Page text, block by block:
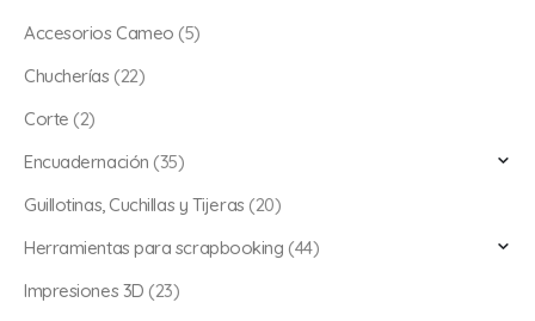
Accesorios Cameo (5)
Chucherías (22)
Corte (2)
Encuadernación (35)
Guillotinas, Cuchillas y Tijeras (20)
Herramientas para scrapbooking (44)
Impresiones 3D (23)